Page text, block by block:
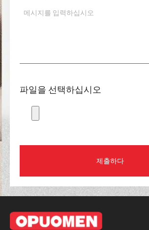
파일을 선택하십시오
제출하다